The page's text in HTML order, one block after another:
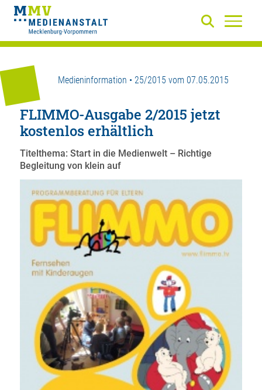
Medieninformation • 25/2015 vom 07.05.2015
FLIMMO-Ausgabe 2/2015 jetzt
kostenlos erhältlich
Titelthema: Start in die Medienwelt – Richtige
Begleitung von klein auf